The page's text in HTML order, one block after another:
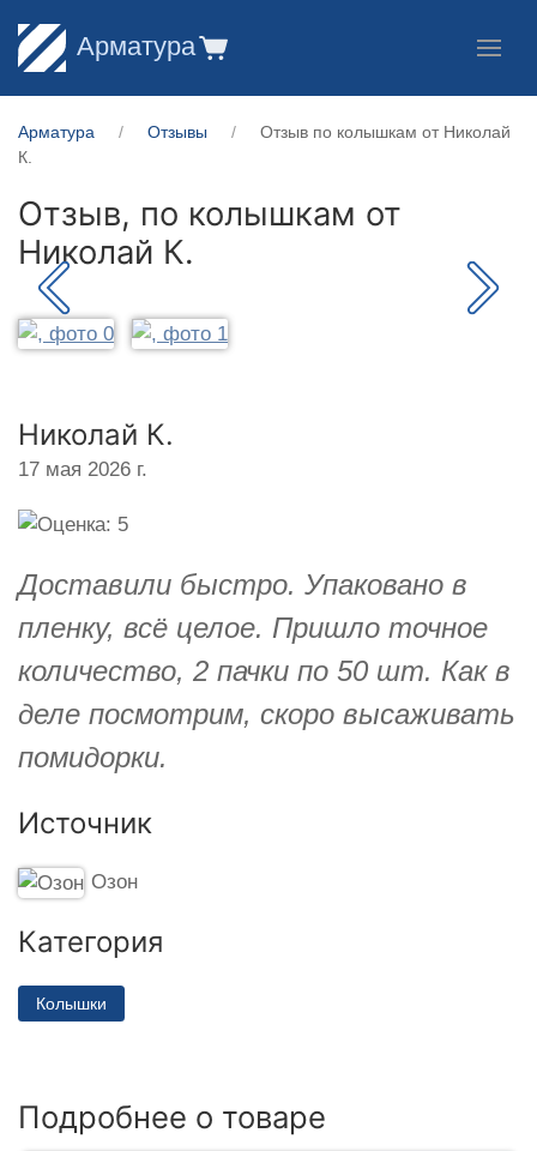
Арматура
Арматура Отзывы
Отзыв по колышкам от Николай
К.
Отзыв, по колышкам от
Николай К.
Николай К.
17 мая 2026 г.
Доставили быстро. Упаковано в
пленку, всё целое. Пришло точное
количество, 2 пачки по 50 шт. Как в
деле посмотрим, скоро высаживать
помидорки.
Источник
Озон
Категория
Колышки
Подробнее о товаре